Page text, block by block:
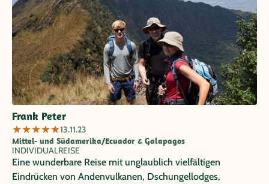
Frank Peter
★★★★★13.11.23
Mittel- und Südamerika/Ecuador & Galapagos
INDIVIDUALREISE
Eine wunderbare Reise mit unglaublich vielfältigen
Eindrücken von Andenvulkanen, Dschungellodges,